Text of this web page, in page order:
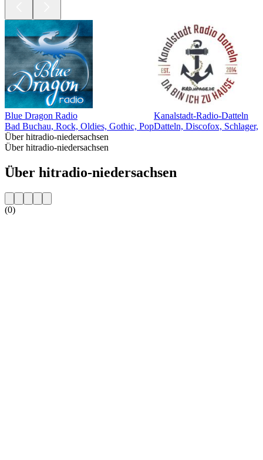
Blue Dragon Radio
Bad Buchau, Rock, Oldies, Gothic, Pop
Kanalstadt-Radio-Datteln
Datteln, Discofox, Schlager,
Über hitradio-niedersachsen
Über hitradio-niedersachsen
Über hitradio-niedersachsen
(0)